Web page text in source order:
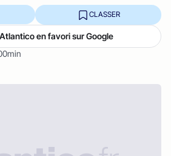
CLASSER
en favori sur Google